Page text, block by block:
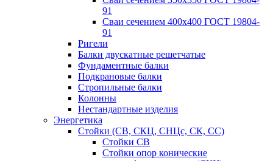
91
Сваи сечением 400х400 ГОСТ 19804-
91
Ригели
Балки двускатные решетчатые
Фундаментные балки
Подкрановые балки
Стропильные балки
Колонны
Нестандартные изделия
Энергетика
Стойки (СВ, СКЦ, СНЦс, СК, СС)
Стойки СВ
Стойки опор конические